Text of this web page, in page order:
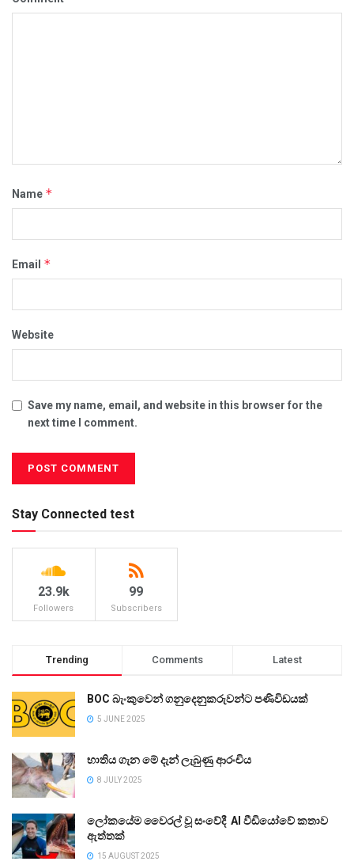
Name *
Email *
Website
Save my name, email, and website in this browser for the
next time I comment.
Stay Connected test
23.9k
Followers
99
Subscribers
Trending Comments Latest
BOC බැංකුවෙන් ගනුදෙනුකරුවන්ට පණිවිඩයක්
5 JUNE 2025
භාතිය ගැන මේ දැන් ලැබුණු ආරංචිය
8 JULY 2025
ලෝකයේම වෛරල් වූ සංවේදී AI වීඩියෝවේ කතාව
ඇත්තක්
15 AUGUST 2025